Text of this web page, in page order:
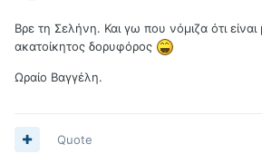
Βρε τη Σελήνη. Και γω που νόμιζα ότι
ακατοίκητος δορυφόρος
Ωραίο Βαγγέλη.
Quote